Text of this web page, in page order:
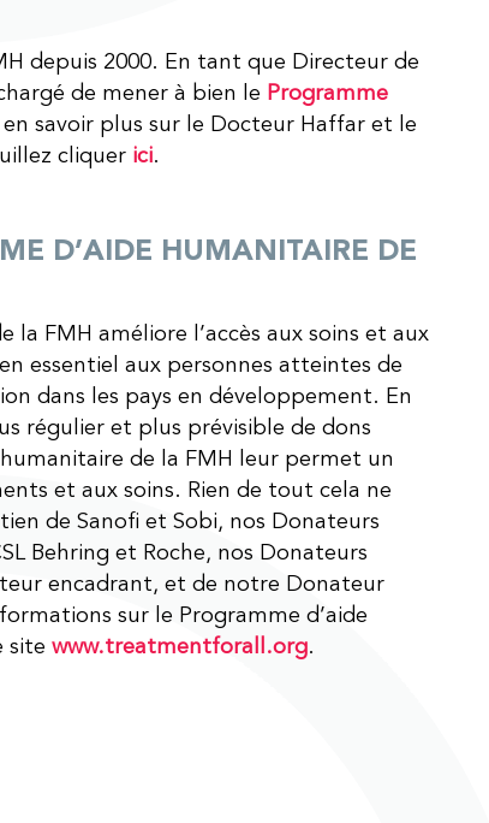
depuis 2000. En tant que Directeur de
de mener à bien le Programme
en savoir plus sur le Docteur Haffar et le
cliquer ici.
D’AIDE HUMANITAIRE DE
la FMH améliore l’accès aux soins et aux
essentiel aux personnes atteintes de
dans les pays en développement. En
régulier et plus prévisible de dons
de la FMH leur permet un
et aux soins. Rien de tout cela ne
de Sanofi et Sobi, nos Donateurs
Behring et Roche, nos Donateurs
encadrant, et de notre Donateur
sur le Programme d’aide
site www.treatmentforall.org.